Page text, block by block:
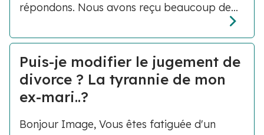
répondons. Nous avons reçu beaucoup de...
Puis-je modifier le jugement de
divorce ? La tyrannie de mon
ex-mari..?
Bonjour Image, Vous êtes fatiguée d'un